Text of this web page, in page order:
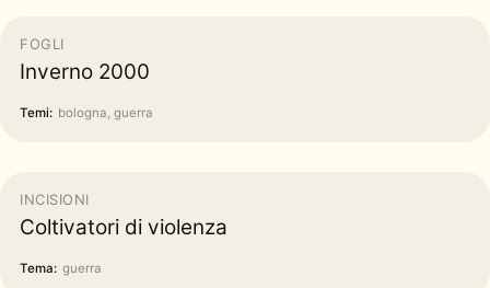
FOGLI
Inverno 2000
Temi: bologna, guerra
INCISIONI
Coltivatori di violenza
Tema: guerra